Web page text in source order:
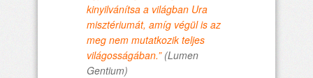
kinyilvánítsa a világban Ura
misztériumát, amíg végül is az
meg nem mutatkozik teljes
világosságában.” (Lumen
Gentium)